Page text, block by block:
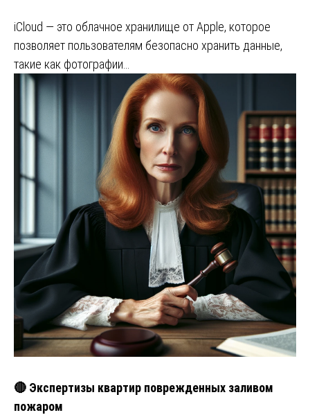
iCloud — это облачное хранилище от Apple, которое
позволяет пользователям безопасно хранить данные,
такие как фотографии…
🔴 Экспертизы квартир поврежденных заливом
пожаром